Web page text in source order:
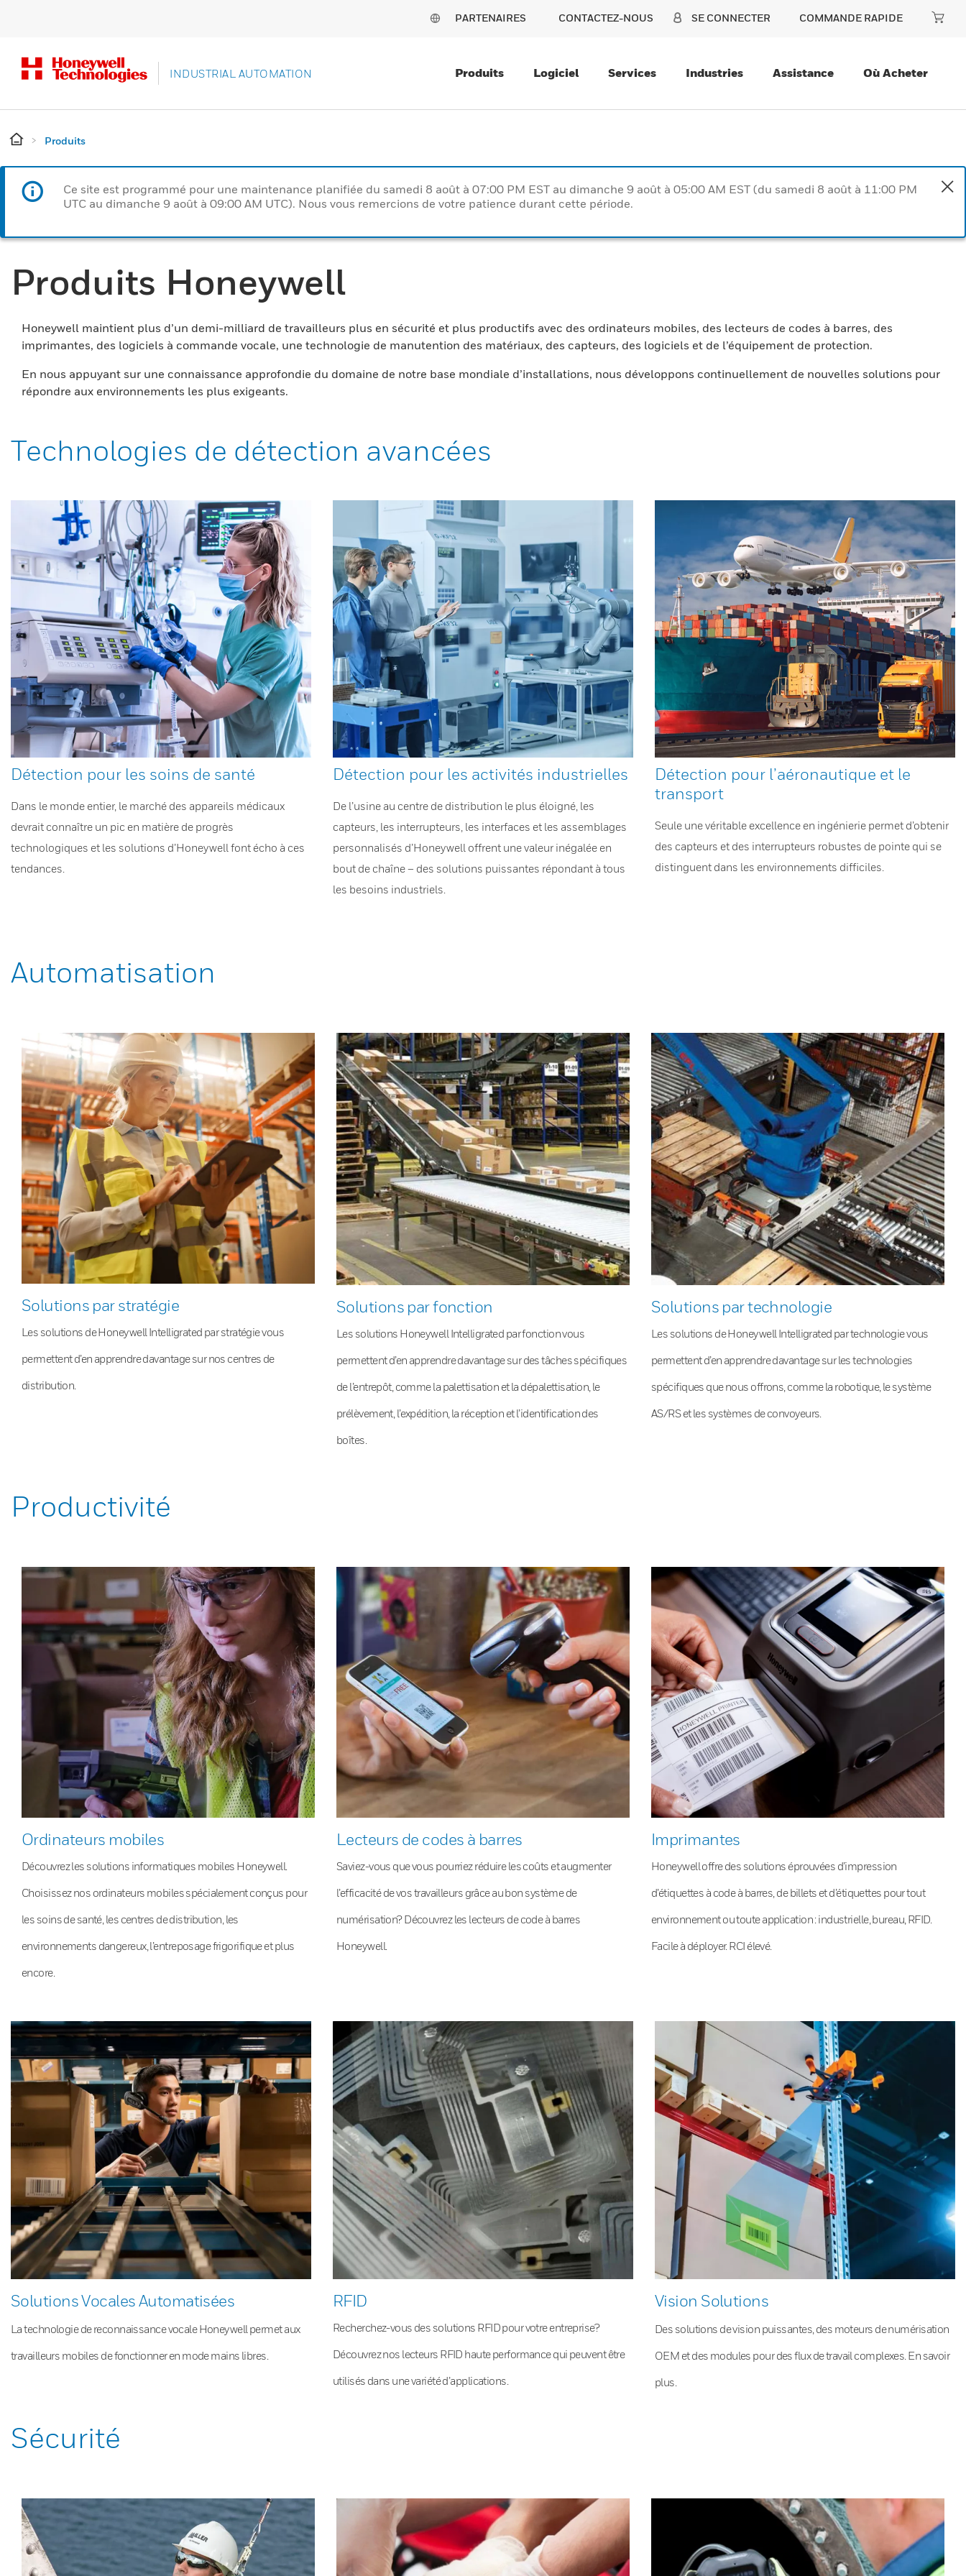
PARTENAIRES CONTACTEZ-NOUS SE CONNECTER COMMANDE RAPIDE
INDUSTRIAL AUTOMATION Produits Logiciel Services Industries Assistance Où Acheter
Produits
Ce site est programmé pour une maintenance planifiée du samedi 8 août à 07:00 PM EST au dimanche 9 août à 05:00 AM EST (du samedi 8 août à 11:00 PM
UTC au dimanche 9 août à 09:00 AM UTC). Nous vous remercions de votre patience durant cette période.
Produits Honeywell
Honeywell maintient plus d’un demi-milliard de travailleurs plus en sécurité et plus productifs avec des ordinateurs mobiles, des lecteurs de codes à barres, des
imprimantes, des logiciels à commande vocale, une technologie de manutention des matériaux, des capteurs, des logiciels et de l’équipement de protection.
En nous appuyant sur une connaissance approfondie du domaine de notre base mondiale d’installations, nous développons continuellement de nouvelles solutions pour
répondre aux environnements les plus exigeants.
Technologies de détection avancées
Détection pour les soins de santé
Dans le monde entier, le marché des appareils médicaux
devrait connaître un pic en matière de progrès
technologiques et les solutions d’Honeywell font écho à ces
tendances.
Détection pour les activités industrielles
De l’usine au centre de distribution le plus éloigné, les
capteurs, les interrupteurs, les interfaces et les assemblages
personnalisés d’Honeywell offrent une valeur inégalée en
bout de chaîne – des solutions puissantes répondant à tous
les besoins industriels.
Détection pour l’aéronautique et le
transport
Seule une véritable excellence en ingénierie permet d’obtenir
des capteurs et des interrupteurs robustes de pointe qui se
distinguent dans les environnements difficiles.
Automatisation
Solutions par stratégie
Les solutions de Honeywell Intelligrated par stratégie vous
permettent d’en apprendre davantage sur nos centres de
distribution.
Solutions par fonction
Les solutions Honeywell Intelligrated par fonction vous
permettent d’en apprendre davantage sur des tâches spécifiques
de l’entrepôt, comme la palettisation et la dépalettisation, le
prélèvement, l’expédition, la réception et l’identification des
boîtes.
Solutions par technologie
Les solutions de Honeywell Intelligrated par technologie vous
permettent d’en apprendre davantage sur les technologies
spécifiques que nous offrons, comme la robotique, le système
AS/RS et les systèmes de convoyeurs.
Productivité
Ordinateurs mobiles
Découvrez les solutions informatiques mobiles Honeywell.
Choisissez nos ordinateurs mobiles spécialement conçus pour
les soins de santé, les centres de distribution, les
environnements dangereux, l’entreposage frigorifique et plus
encore.
Lecteurs de codes à barres
Saviez-vous que vous pourriez réduire les coûts et augmenter
l’efficacité de vos travailleurs grâce au bon système de
numérisation? Découvrez les lecteurs de code à barres
Honeywell.
Imprimantes
Honeywell offre des solutions éprouvées d’impression
d’étiquettes à code à barres, de billets et d’étiquettes pour tout
environnement ou toute application : industrielle, bureau, RFID.
Facile à déployer. RCI élevé.
Solutions Vocales Automatisées
La technologie de reconnaissance vocale Honeywell permet aux
travailleurs mobiles de fonctionner en mode mains libres.
RFID
Recherchez-vous des solutions RFID pour votre entreprise?
Découvrez nos lecteurs RFID haute performance qui peuvent être
utilisés dans une variété d’applications.
Vision Solutions
Des solutions de vision puissantes, des moteurs de numérisation
OEM et des modules pour des flux de travail complexes. En savoir
plus.
Sécurité